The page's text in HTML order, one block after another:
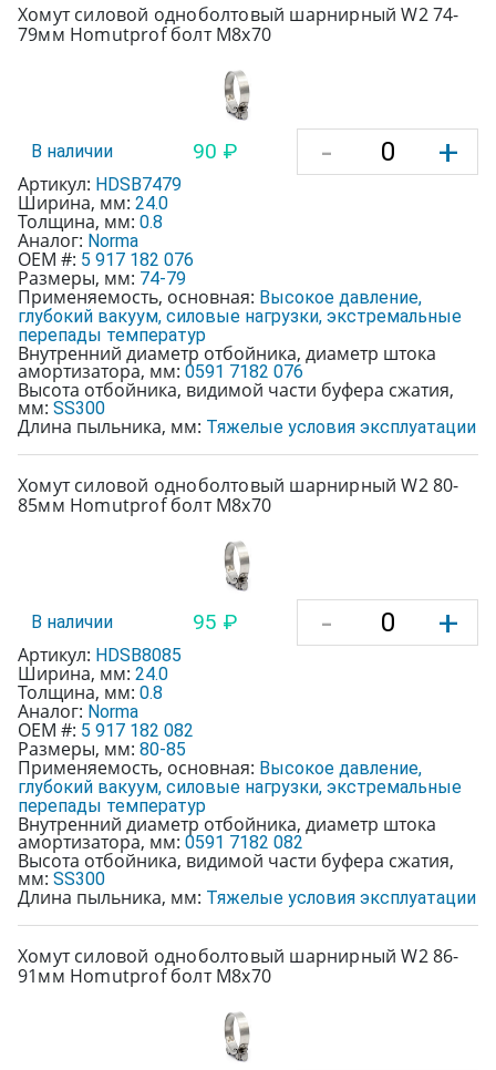
Хомут силовой одноболтовый шарнирный W2 74-
79мм Homutprof болт М8х70
В наличии 90 ₽ - +
Артикул: HDSB7479
Ширина, мм: 24.0
Толщина, мм: 0.8
Аналог: Norma
OEM #: 5 917 182 076
Размеры, мм: 74-79
Применяемость, основная: Высокое давление,
глубокий вакуум, силовые нагрузки, экстремальные
перепады температур
Внутренний диаметр отбойника, диаметр штока
амортизатора, мм: 0591 7182 076
Высота отбойника, видимой части буфера сжатия,
мм: SS300
Длина пыльника, мм: Тяжелые условия эксплуатации
Хомут силовой одноболтовый шарнирный W2 80-
85мм Homutprof болт М8х70
В наличии 95 ₽ - +
Артикул: HDSB8085
Ширина, мм: 24.0
Толщина, мм: 0.8
Аналог: Norma
OEM #: 5 917 182 082
Размеры, мм: 80-85
Применяемость, основная: Высокое давление,
глубокий вакуум, силовые нагрузки, экстремальные
перепады температур
Внутренний диаметр отбойника, диаметр штока
амортизатора, мм: 0591 7182 082
Высота отбойника, видимой части буфера сжатия,
мм: SS300
Длина пыльника, мм: Тяжелые условия эксплуатации
Хомут силовой одноболтовый шарнирный W2 86-
91мм Homutprof болт М8х70